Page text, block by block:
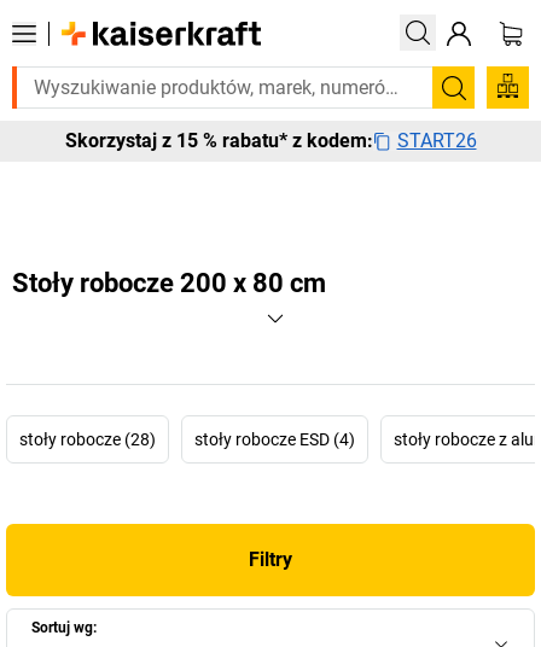
pilnie? Wybrane bestsellery dostarczamy w ciągu 2-3 dni
Szukaj
Skorzystaj z 15 % rabatu* z kodem: START26
Stoły robocze 200 x 80 cm
stoły robocze (28) stoły robocze ESD (4) stoły robocze z
Filtry
Sortuj wg: